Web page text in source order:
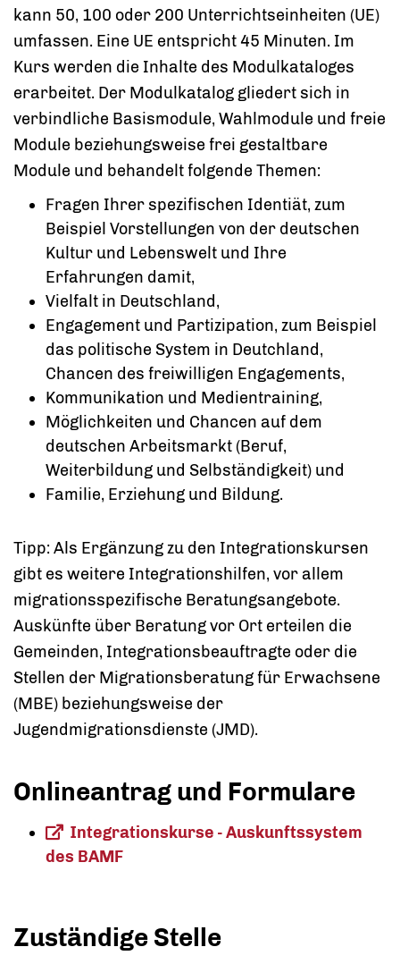
kann 50, 100 oder 200 Unterrichtseinheiten (UE)
umfassen. Eine UE entspricht 45 Minuten. Im
Kurs werden die Inhalte des Modulkataloges
erarbeitet. Der Modulkatalog gliedert sich in
verbindliche Basismodule, Wahlmodule und freie
Module beziehungsweise frei gestaltbare
Module und behandelt folgende Themen:
Fragen Ihrer spezifischen Identiät, zum
Beispiel Vorstellungen von der deutschen
Kultur und Lebenswelt und Ihre
Erfahrungen damit,
Vielfalt in Deutschland,
Engagement und Partizipation, zum Beispiel
das politische System in Deutchland,
Chancen des freiwilligen Engagements,
Kommunikation und Medientraining,
Möglichkeiten und Chancen auf dem
deutschen Arbeitsmarkt (Beruf,
Weiterbildung und Selbständigkeit) und
Familie, Erziehung und Bildung.
Tipp: Als Ergänzung zu den Integrationskursen
gibt es weitere Integrationshilfen, vor allem
migrationsspezifische Beratungsangebote.
Auskünfte über Beratung vor Ort erteilen die
Gemeinden, Integrationsbeauftragte oder die
Stellen der Migrationsberatung für Erwachsene
(MBE) beziehungsweise der
Jugendmigrationsdienste (JMD).
Onlineantrag und Formulare
Integrationskurse - Auskunftssystem
des BAMF
Zuständige Stelle